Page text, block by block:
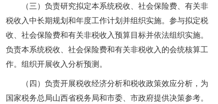
（三）负责研究拟定本系统税收、社会保险费、有关非
税收入中长期规划和年度工作计划并组织实施。参与拟定税
收、社会保险费和有关非税收入预算目标并依法组织实施。
负责本系统税收、社会保险费和有关非税收入的会统核算工
作。组织开展收入分析预测。
（四）负责开展税收经济分析和税收政策效应分析，为
国家税务总局山西省税务局和市委、市政府提供决策参考。